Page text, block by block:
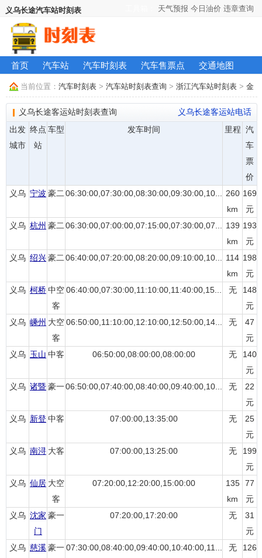
义乌长途汽车站时刻表 天气预报 今日油价 违章查询
首页 汽车站 汽车时刻表 汽车售票点 交通地图
当前位置： 汽车时刻表 > 汽车站时刻表查询 > 浙江汽车站时刻表 > 金
华汽车站时刻表> 义乌长途汽车站时刻表
义乌长途客运站时刻表查询
义乌长途客运站电话
出发
城市
终点
站
车型 发车时间 里程 汽
车
票
价
义乌 宁波 豪二 06:30:00,07:30:00,08:30:00,09:30:00,10...
260
km
169
元
义乌 杭州 豪二 06:30:00,07:00:00,07:15:00,07:30:00,07...
139
km
193
元
义乌 绍兴豪二 06:40:00,07:20:00,08:20:00,09:10:00,10...
114
km
198
元
义乌 柯桥中空
客
06:40:00,07:30:00,11:10:00,11:40:00,15... 无
148
元
义乌 嵊州 大空
客
06:50:00,11:10:00,12:10:00,12:50:00,14... 无
47
元
义乌 玉山 中客 06:50:00,08:00:00,08:00:00 无
140
元
义乌 诸暨豪一06:50:00,07:40:00,08:40:00,09:40:00,10... 无
22
元
义乌 新登 中客 07:00:00,13:35:00 无
25
元
义乌 南浔 大客 07:00:00,13:25:00 无
199
元
义乌 仙居 大空
客
07:20:00,12:20:00,15:00:00
135
km
77
元
义乌 沈家
门
豪一 07:20:00,17:20:00 无
31
元
义乌 慈溪豪一07:30:00,08:40:00,09:40:00,10:40:00,11... 无
126